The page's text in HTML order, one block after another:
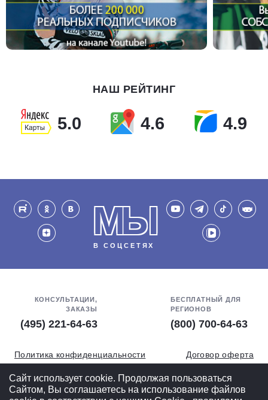
НАШ РЕЙТИНГ
5.0 4.6 4.9
МЫ
В СОЦСЕТЯХ
КОНСУЛЬТАЦИИ,
ЗАКАЗЫ
(495) 221-64-63
БЕСПЛАТНЫЙ ДЛЯ
РЕГИОНОВ
(800) 700-64-63
Политика конфиденциальности
Договор оферта
Обработка персональных данных
СОУТ
Сайт использует cookie. Продолжая пользоваться
Сайтом, Вы соглашаетесь на использование файлов